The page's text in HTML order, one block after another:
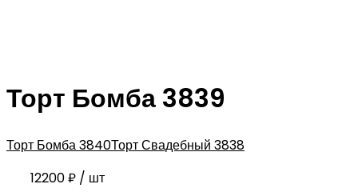
Торт Бомба 3839
Торт Бомба 3840Торт Свадебный 3838
12200₽ / шт